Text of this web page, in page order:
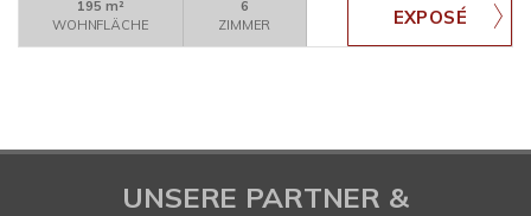
195 m²
WOHNFLÄCHE
6
ZIMMER
UNSERE PARTNER &